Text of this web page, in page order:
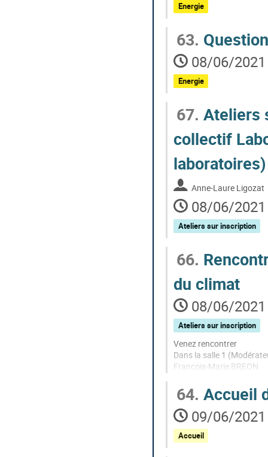
Energie
63.
08/06/
Energie
67. Ateliers
collectif
laboratoires)
Anne-Laure Ligozat
08/06/
Ateliers sur inscription
66.
du climat
08/06/
Ateliers sur inscription
Venez rencontrer
Dans la salle 1
Francois-Marie BREON
Didier Paillard
Dans la salle 2
Gilles REVERDIN
Damien CARDINAL
Dans la salle 3
Laurent LI
64. Accueil
09/06/
Accueil